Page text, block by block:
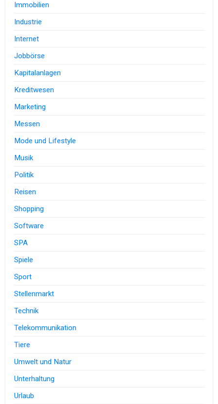
Immobilien
Industrie
Internet
Jobbörse
Kapitalanlagen
Kreditwesen
Marketing
Messen
Mode und Lifestyle
Musik
Politik
Reisen
Shopping
Software
SPA
Spiele
Sport
Stellenmarkt
Technik
Telekommunikation
Tiere
Umwelt und Natur
Unterhaltung
Urlaub